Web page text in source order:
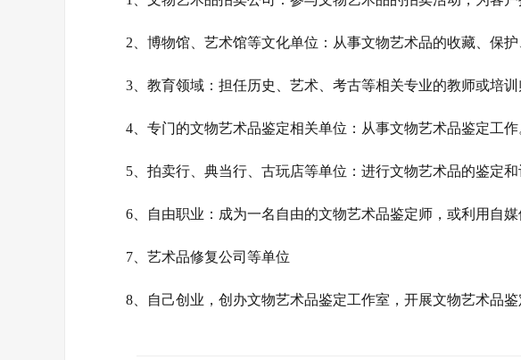
2、‌博物馆、艺术馆等文化单位‌：从事文物艺术品的收藏、保护
3、‌教育领域‌：担任历史、艺术、考古等相关专业的教师或培训
4、‌专门的文物艺术品鉴定相关单位‌：从事文物艺术品鉴定工作‌
5、‌拍卖行、典当行、古玩店等单位‌：进行文物艺术品的鉴定和
6、‌自由职业‌：成为一名自由的文物艺术品鉴定师，或利用自媒
7、艺术品修复公司等单位
8、自己创业，创办文物艺术品鉴定工作室，开展文物艺术品鉴